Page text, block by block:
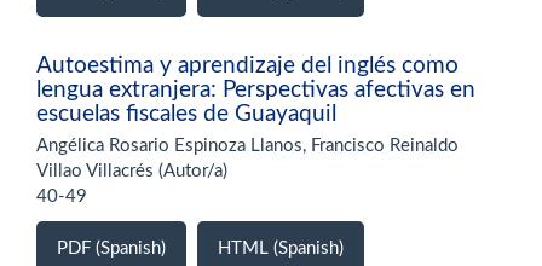
Autoestima y aprendizaje del inglés como
lengua extranjera: Perspectivas afectivas en
escuelas fiscales de Guayaquil
Angélica Rosario Espinoza Llanos, Francisco Reinaldo
Villao Villacrés (Autor/a)
40-49
PDF (Spanish) HTML (Spanish)